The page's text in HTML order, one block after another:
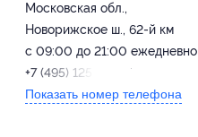
Московская обл.,
Новорижское ш., 62-й км
с 09:00 до 21:00 ежедневно
+7 (495) 125-25-27
Показать номер телефона